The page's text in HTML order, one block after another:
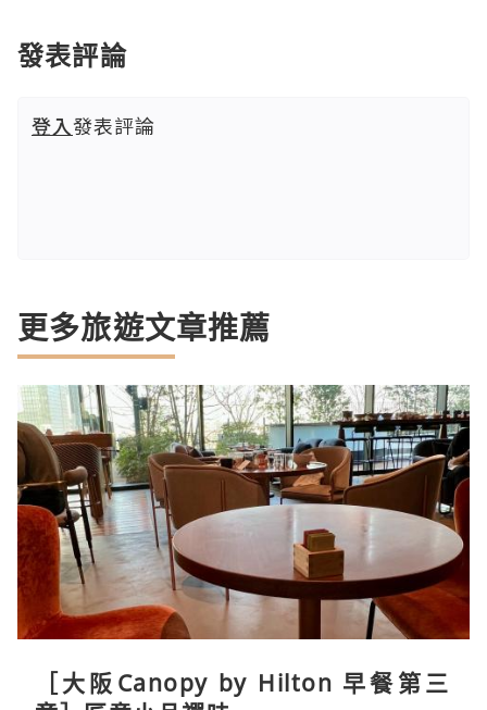
發表評論
登入發表評論
更多旅遊文章推薦
［大阪Canopy by Hilton 早餐第三